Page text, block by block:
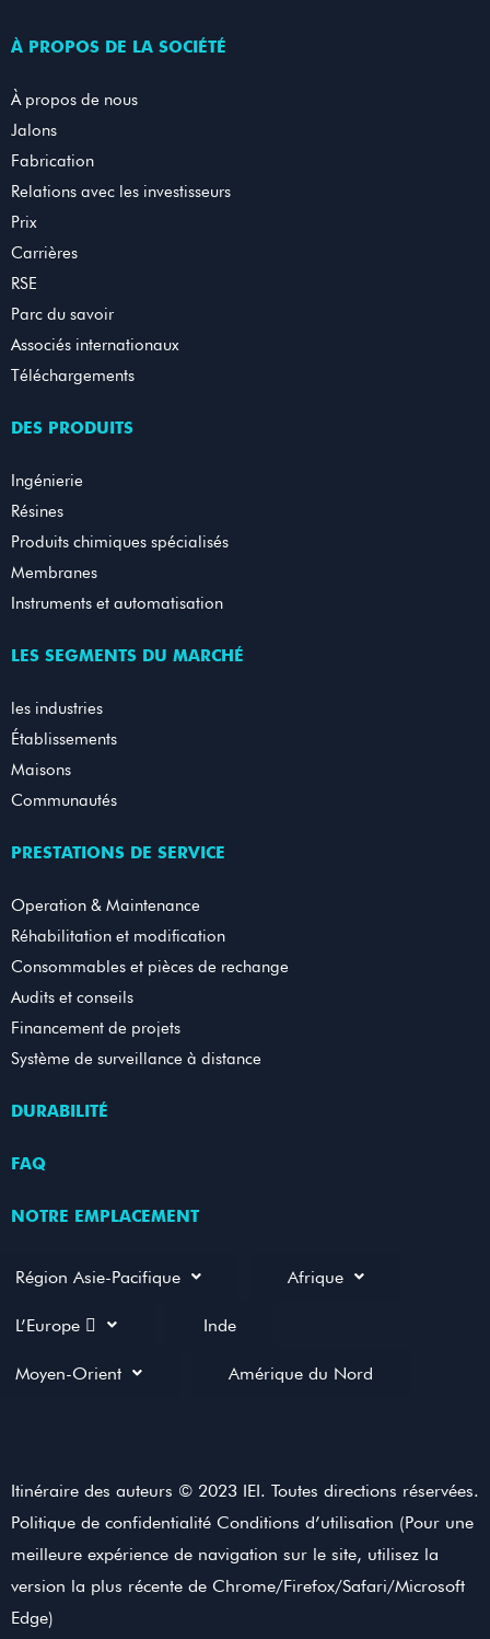
À PROPOS DE LA SOCIÉTÉ
À propos de nous
Jalons
Fabrication
Relations avec les investisseurs
Prix
Carrières
RSE
Parc du savoir
Associés internationaux
Téléchargements
DES PRODUITS
Ingénierie
Résines
Produits chimiques spécialisés
Membranes
Instruments et automatisation
LES SEGMENTS DU MARCHÉ
les industries
Établissements
Maisons
Communautés
PRESTATIONS DE SERVICE
Operation & Maintenance
Réhabilitation et modification
Consommables et pièces de rechange
Audits et conseils
Financement de projets
Système de surveillance à distance
DURABILITÉ
FAQ
NOTRE EMPLACEMENT
Région Asie-Pacifique Afrique
L’Europe  Inde
Moyen-Orient Amérique du Nord
Itinéraire des auteurs © 2023 IEI. Toutes directions réservées.
Politique de confidentialité Conditions d’utilisation (Pour une
meilleure expérience de navigation sur le site, utilisez la
version la plus récente de Chrome/Firefox/Safari/Microsoft
Edge)